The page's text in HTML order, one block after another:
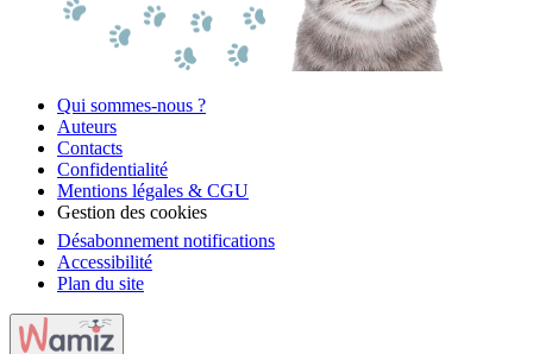
Qui sommes-nous ?
Auteurs
Contacts
Confidentialité
Mentions légales & CGU
Gestion des cookies
Désabonnement notifications
Accessibilité
Plan du site